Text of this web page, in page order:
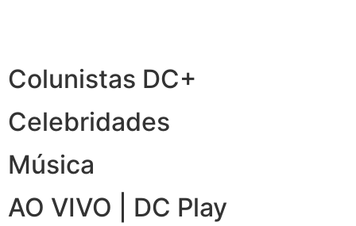
Colunistas DC+
Celebridades
Música
AO VIVO | DC Play